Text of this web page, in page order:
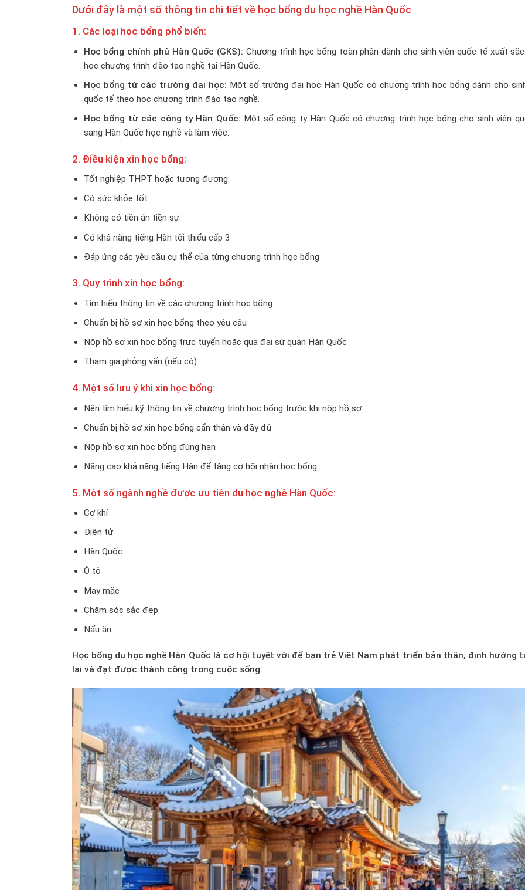
Dưới đây là một số thông tin chi tiết về học bổng du học nghề Hàn Quốc
1. Các loại học bổng phổ biến:
Học bổng chính phủ Hàn Quốc (GKS): Chương trình học bổng toàn phần dành cho sinh viên quốc tế xuất
học chương trình đào tạo nghề tại Hàn Quốc.
Học bổng từ các trường đại học: Một số trường đại học Hàn Quốc có chương trình học bổng dành cho
quốc tế theo học chương trình đào tạo nghề.
Học bổng từ các công ty Hàn Quốc: Một số công ty Hàn Quốc có chương trình học bổng cho sinh viên
sang Hàn Quốc học nghề và làm việc.
2. Điều kiện xin học bổng:
Tốt nghiệp THPT hoặc tương đương
Có sức khỏe tốt
Không có tiền án tiền sự
Có khả năng tiếng Hàn tối thiểu cấp 3
Đáp ứng các yêu cầu cụ thể của từng chương trình học bổng
3. Quy trình xin học bổng:
Tìm hiểu thông tin về các chương trình học bổng
Chuẩn bị hồ sơ xin học bổng theo yêu cầu
Nộp hồ sơ xin học bổng trực tuyến hoặc qua đại sứ quán Hàn Quốc
Tham gia phỏng vấn (nếu có)
4. Một số lưu ý khi xin học bổng:
Nên tìm hiểu kỹ thông tin về chương trình học bổng trước khi nộp hồ sơ
Chuẩn bị hồ sơ xin học bổng cẩn thận và đầy đủ
Nộp hồ sơ xin học bổng đúng hạn
Nâng cao khả năng tiếng Hàn để tăng cơ hội nhận học bổng
5. Một số ngành nghề được ưu tiên du học nghề Hàn Quốc:
Cơ khí
Điện tử
Hàn Quốc
Ô tô
May mặc
Chăm sóc sắc đẹp
Nấu ăn
Học bổng du học nghề Hàn Quốc là cơ hội tuyệt vời để bạn trẻ Việt Nam phát triển bản thân, định hướng
lai và đạt được thành công trong cuộc sống.